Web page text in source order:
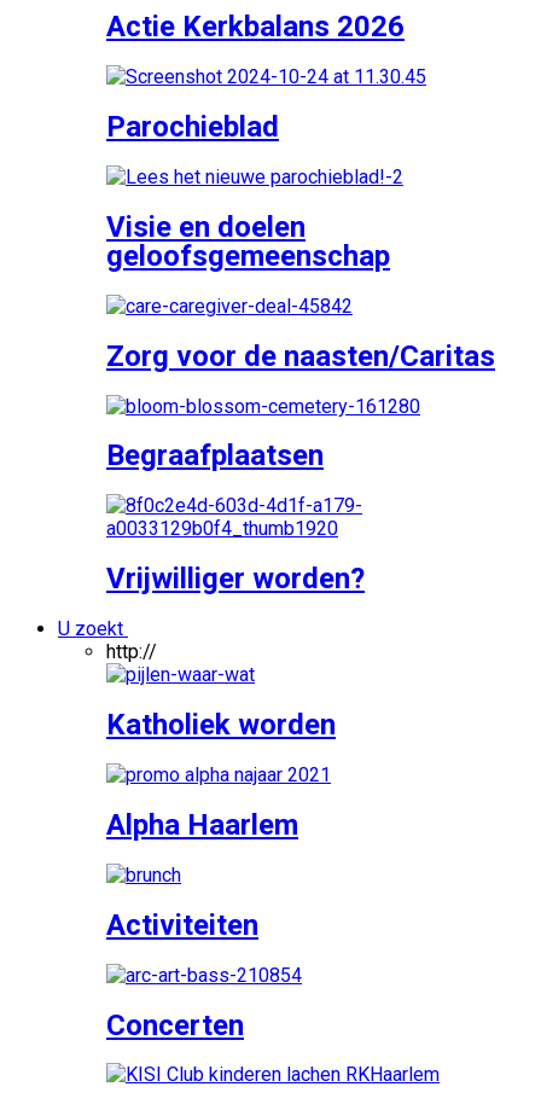
Actie Kerkbalans 2026
Parochieblad
Visie en doelen
geloofsgemeenschap
Zorg voor de naasten/Caritas
Begraafplaatsen
Vrijwilliger worden?
U zoekt
http://
Katholiek worden
Alpha Haarlem
Activiteiten
Concerten